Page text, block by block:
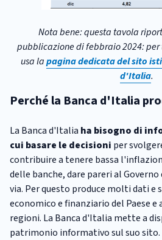
Nota bene: questa tavola
pubblicazione di febbraio 2024:
usa lapagina dedicata del sito
d'Italia.
Perché la Banca d'Italia
La Banca d'Italia ha bisogno di
cui basare le decisioni per
contribuire a tenere bassa
delle banche, dare pareri al
via. Per questo produce molti dati
economico e finanziario del Paese e
regioni. La Banca d'Italia mette a
patrimonio informativo sul suo sito.